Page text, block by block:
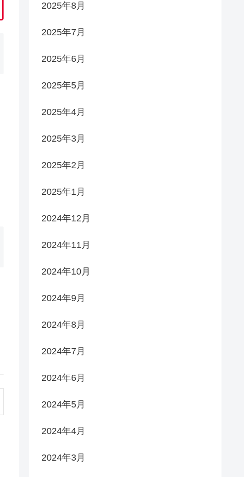
2025年8月
2025年7月
2025年6月
2025年5月
2025年4月
2025年3月
2025年2月
2025年1月
2024年12月
2024年11月
2024年10月
2024年9月
2024年8月
2024年7月
2024年6月
2024年5月
2024年4月
2024年3月